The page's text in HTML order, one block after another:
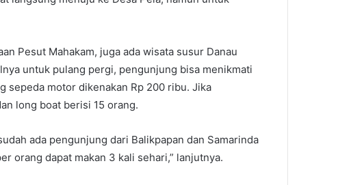
Pesut Mahakam, juga ada wisata susur Danau
untuk pulang pergi, pengunjung bisa menikmati
sepeda motor dikenakan Rp 200 ribu. Jika
long boat berisi 15 orang.
ada pengunjung dari Balikpapan dan Samarinda
orang dapat makan 3 kali sehari,” lanjutnya.